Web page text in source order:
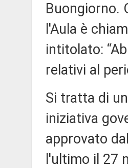
Buongiorno.
l'Aula è
intitolato:
relativi al
Si tratta di
iniziativa
approvato
l'ultimo il 27